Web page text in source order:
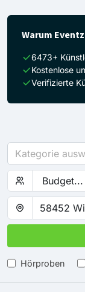
Warum
6473+
Kostenlose
Verifizierte
Kategorie
Hörproben